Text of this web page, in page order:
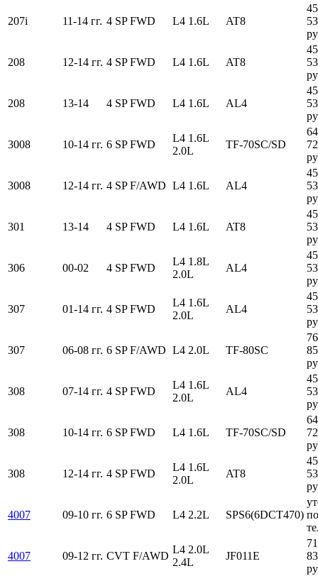
207i 11-14 гг. 4 SP FWD L4 1.6L AT8
208 12-14 гг. 4 SP FWD L4 1.6L AT8
208 13-14 4 SP FWD L4 1.6L AL4
3008 10-14 гг. 6 SP FWD
L4 1.6L
2.0L
TF-70SC/SD
3008 12-14 гг. 4 SP F/AWD L4 1.6L AL4
301 13-14 4 SP FWD L4 1.6L AT8
306 00-02 4 SP FWD
L4 1.8L
2.0L
AL4
307 01-14 гг. 4 SP FWD
L4 1.6L
2.0L
AL4
307 06-08 гг. 6 SP F/AWD L4 2.0L TF-80SC
308 07-14 гг. 4 SP FWD
L4 1.6L
2.0L
AL4
308 10-14 гг. 6 SP FWD L4 1.6L TF-70SC/SD
308 12-14 гг. 4 SP FWD
L4 1.6L
2.0L
AT8
4007 09-10 гг. 6 SP FWD L4 2.2L SPS6(6DCT470) по
4007 09-12 гг. CVT F/AWD
L4 2.0L
2.4L
JF011E